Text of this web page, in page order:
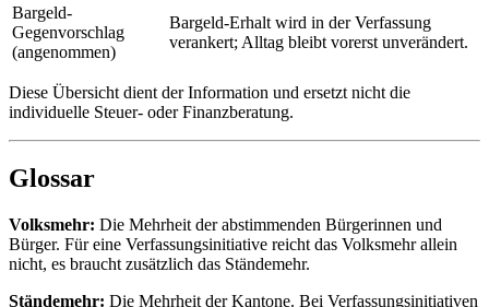
Bargeld-
Gegenvorschlag
(angenommen)
Bargeld-Erhalt wird in der Verfassung
verankert; Alltag bleibt vorerst unverändert.
Diese Übersicht dient der Information und ersetzt nicht die
individuelle Steuer- oder Finanzberatung.
Glossar
Volksmehr: Die Mehrheit der abstimmenden Bürgerinnen und
Bürger. Für eine Verfassungsinitiative reicht das Volksmehr allein
nicht, es braucht zusätzlich das Ständemehr.
Ständemehr: Die Mehrheit der Kantone. Bei Verfassungsinitiativen